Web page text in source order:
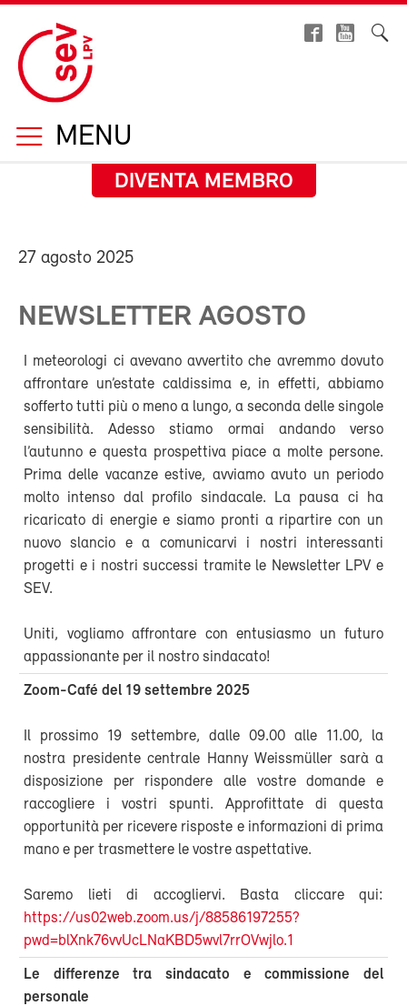
MENU
DIVENTA MEMBRO
27 agosto 2025
NEWSLETTER AGOSTO
I meteorologi ci avevano avvertito che avremmo dovuto
affrontare un’estate caldissima e, in effetti, abbiamo
sofferto tutti più o meno a lungo, a seconda delle singole
sensibilità. Adesso stiamo ormai andando verso
l’autunno e questa prospettiva piace a molte persone.
Prima delle vacanze estive, avviamo avuto un periodo
molto intenso dal profilo sindacale. La pausa ci ha
ricaricato di energie e siamo pronti a ripartire con un
nuovo slancio e a comunicarvi i nostri interessanti
progetti e i nostri successi tramite le Newsletter LPV e
SEV.
Uniti, vogliamo affrontare con entusiasmo un futuro
appassionante per il nostro sindacato!
Zoom-Café del 19 settembre 2025
Il prossimo 19 settembre, dalle 09.00 alle 11.00, la
nostra presidente centrale Hanny Weissmüller sarà a
disposizione per rispondere alle vostre domande e
raccogliere i vostri spunti. Approfittate di questa
opportunità per ricevere risposte e informazioni di prima
mano e per trasmettere le vostre aspettative.
Saremo lieti di accogliervi. Basta cliccare qui:
https://us02web.zoom.us/j/88586197255?
pwd=blXnk76vvUcLNaKBD5wvl7rrOVwjlo.1
Le differenze tra sindacato e commissione del
personale